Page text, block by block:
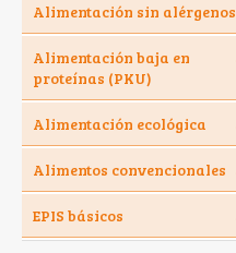
Alimentación sin alérgenos
Alimentación baja en
proteínas (PKU)
Alimentación ecológica
Alimentos convencionales
EPIS básicos